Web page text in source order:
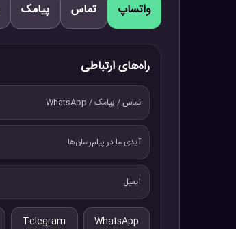
واتساپ تماس پیامک
راه‌های ارتباطی
تماس / پیامک / WhatsApp
آیدی ما در پیام‌رسان‌ها
ایمیل
WhatsApp
Telegram